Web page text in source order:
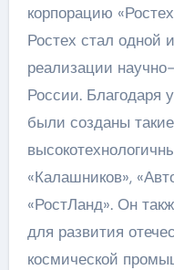
корпорацию
Ростех стал одной
реализации
России. Благодаря
были созданы
«Калашников»,
«РостЛанд». Он
для развития
космической